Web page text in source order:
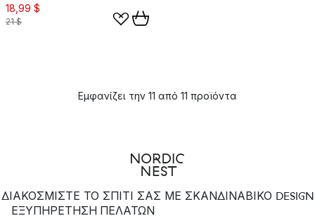
18,99 $
21 $
Εμφανίζει την 11 από 11 προϊόντα
ΔΙΑΚΟΣΜΙΣΤΕ ΤΟ ΣΠΙΤΙ ΣΑΣ ΜΕ ΣΚΑΝΔΙΝΑΒΙΚΟ DESIGN
ΕΞΥΠΗΡΈΤΗΣΗ ΠΕΛΑΤΏΝ